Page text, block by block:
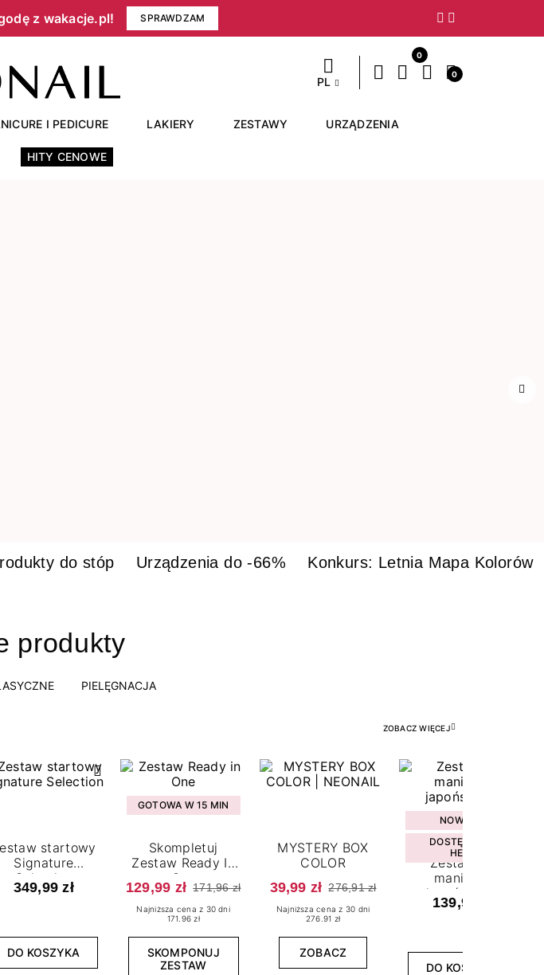
z wakacje.pl!​ SPRAWDZAM Następny
PL
0
0
I PEDICURE LAKIERY ZESTAWY URZĄDZENIA
HITY CENOWE
do stóp Urządzenia do -66% Konkurs: Letnia Mapa Kolorów
produkty
PIELĘGNACJA
ZOBACZ WIĘCEJ
startowy
Signature
Selection
349,99 zł
DO KOSZYKA
GOTOWA W 15 MIN
Skompletuj
Zestaw Ready In
One
129,99 zł 171,96 zł
Najniższa cena z 30 dni
171.96 zł
SKOMPONUJ
ZESTAW
MYSTERY BOX
COLOR
39,99 zł 276,91 zł
Najniższa cena z 30 dni
276.91 zł
ZOBACZ
NOWOŚĆ
DOSTĘPNY W
HEBE
Zestaw do
manicure
japońskiego
139,99 zł
DO KOSZYKA